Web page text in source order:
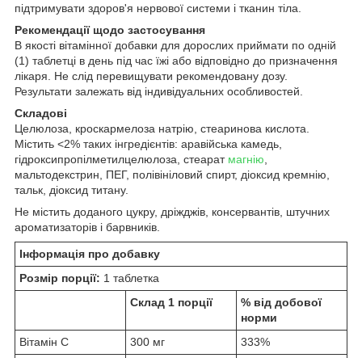
підтримувати здоров'я нервової системи і тканин тіла.
Рекомендації щодо застосування
В якості вітамінної добавки для дорослих приймати по одній
(1) таблетці в день під час їжі або відповідно до призначення
лікаря. Не слід перевищувати рекомендовану дозу.
Результати залежать від індивідуальних особливостей.
Складові
Целюлоза, кроскармелоза натрію, стеаринова кислота.
Містить <2% таких інгредієнтів: аравійська камедь,
гідроксипропілметилцелюлоза, стеарат магнію
мальтодекстрин, ПЕГ, полівініловий спирт, діоксид кремнію,
тальк, діоксид титану.
Не містить доданого цукру, дріжджів, консервантів, штучних
ароматизаторів і барвників.
Інформація про добавку
Розмір порції: 1 таблетка
Склад 1 порції
% від добової
норми
Вітамін C
300 мг
333%